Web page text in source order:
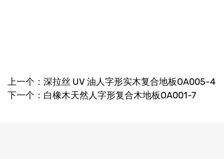
上一个：深拉丝 UV 油人字形实木复合地板OA005-4
下一个：白橡木天然人字形复合木地板OA001-7